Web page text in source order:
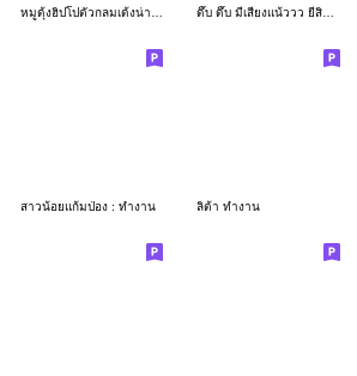
หมูดุ้งฮิปโปตัวกลมเด้งน่ารัก ดึ๊บ ดึ๊บ มีเสียงแน้ววว ยี่สิบเจ็ด
สาวน้อยแก้มป่อง : ทำงาน ลิต้า ทำงาน